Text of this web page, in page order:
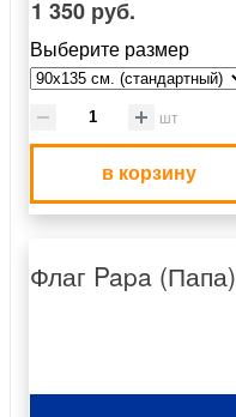
1 350 руб.
Выберите размер
шт
в корзину
Флаг Papa (Папа)